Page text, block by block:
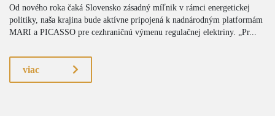
Od nového roka čaká Slovensko zásadný míľnik v rámci energetickej
politiky, naša krajina bude aktívne pripojená k nadnárodným platformám
MARI a PICASSO pre cezhraničnú výmenu regulačnej elektriny. „Pr...
viac